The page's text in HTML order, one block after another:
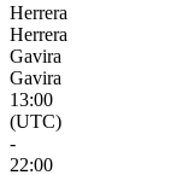
Herrera
Herrera
Gavira
Gavira
13:00
(UTC)
-
22:00